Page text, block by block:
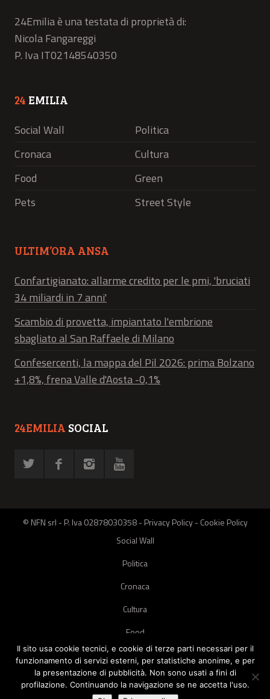
24Emilia è una testata di proprietà di:
Nicola Fangareggi
P. Iva IT02148540350
24 EMILIA
Social Wall
Politica
Cronaca
Cultura
Food
Green
Pets
Street Style
ULTIM’ORA ANSA
Confartigianato: allarme credito per le pmi, 'bruciati
34 miliardi in 7 anni'
Scambio di provetta, impiantato l'embrione
sbagliato al San Raffaele di Milano
Confesercenti, la mappa del Pil 2026: prima Bolzano
+1,8%, frena Valle d'Aosta -0,1%
24EMILIA SOCIAL
© NFN srl - P. Iva 02878030358 -Privacy Policy-Cookie Policy
Social Wall
Politica
Cronaca
Cultura
Food
Green
Pets
Il sito usa cookie tecnici, e cookie di terze parti necessari per il
funzionamento di servizi esterni, per statistiche anonime, e per
la presentazione di pubblicità. Non sono usati a fini di
profilazione. Continuando la navigazione se ne accetta l'uso.